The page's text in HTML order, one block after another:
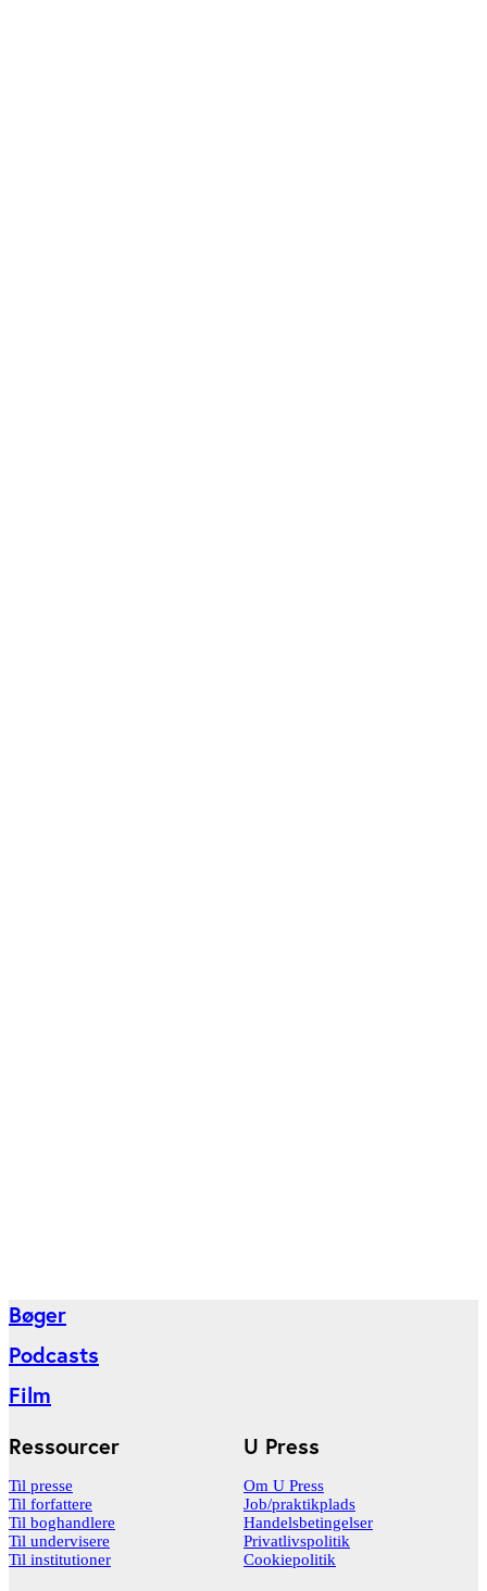
Bøger
Podcasts
Film
U Press
Om U Press
Job/praktikplads
Handelsbetingelser
Privatlivspolitik
Cookiepolitik
Ressourcer
Til presse
Til forfattere
Til boghandlere
Til undervisere
Til institutioner